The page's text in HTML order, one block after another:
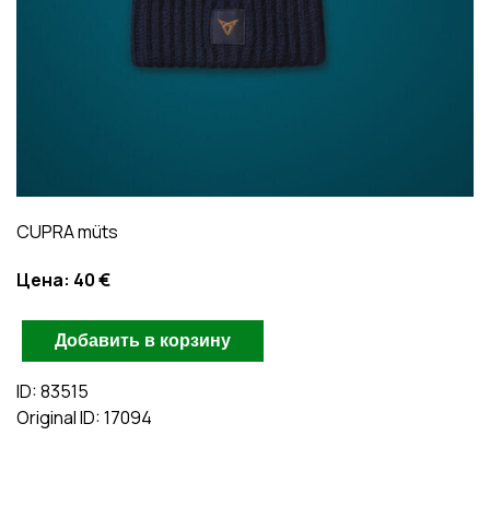
CUPRA müts
Цена: 40 €
ID: 83515
Original ID: 17094